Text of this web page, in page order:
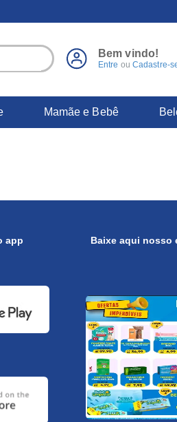
Bem vindo!
Entre ou Cadastre-
Mamãe e Bebê
app Baixe aqui nosso